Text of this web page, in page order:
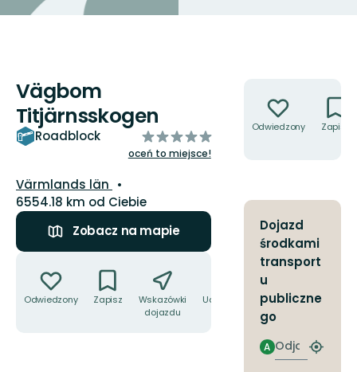
Vägbom
Titjärnsskogen
Roadblock
z
5
oceń to miejsce!
Województwo:
Värmlands län
6554.18 km od Ciebie
Zobacz na mapie
Odwiedzony Zapisz
Wskazówki
dojazdu
Udostępnij
Odwiedzony Zapisz
Dojazd
środkami
transport
u
publiczne
go
Odjazd
A
Znajdź